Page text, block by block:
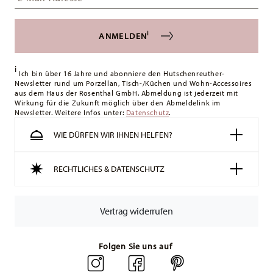
Deutschland betragen diese 4,90 €. Für alle anderen Länder
Vereinigtes Königreich:Für Lieferungen ins Vereinigte
Königreich liegt der Mindestbestellwert bei £135, die
Lieferung erfolgt versandkostenfrei.
Schweiz:Lieferungen in die Schweiz sind ab 49,90 CHF
versandkostenfrei. Unter einem Bestellwert von 49,90 CHF
liegen die Versandkosten bei 36,90 CHF.
Tracking:
Sie erhalten per E-Mail einen Trackingcode, sobald
Ihr Paket auf die Reise geht.
vorrätige Artikel. Sie können die Lieferzeiten in andere
Retourenservice.
ANMELDENi
i Ich bin über 16 Jahre und abonniere den Hutschenreuther-
Newsletter rund um Porzellan, Tisch-/Küchen und Wohn-Accessoires
aus dem Haus der Rosenthal GmbH. Abmeldung ist jederzeit mit
Wirkung für die Zukunft möglich über den Abmeldelink im
Newsletter. Weitere Infos unter: Datenschutz.
WIE DÜRFEN WIR IHNEN HELFEN?
RECHTLICHES & DATENSCHUTZ
Vertrag widerrufen
Folgen Sie uns auf